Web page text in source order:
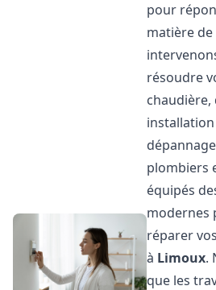
pour
matière
résoudre
plombiers
équipés
modernes
réparer
à Limoux.
que les